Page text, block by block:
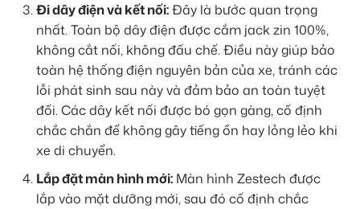
Đi dây điện và kết nối:Đây là bước quan trọng
nhất. Toàn bộ dây điện được cắm jack zin 100%,
không cắt nối, không đấu chế. Điều này giúp bảo
toàn hệ thống điện nguyên bản của xe, tránh các
lỗi phát sinh sau này và đảm bảo an toàn tuyệt
đối. Các dây kết nối được bó gọn gàng, cố định
chắc chắn để không gây tiếng ồn hay lỏng lẻo khi
xe di chuyển.
Lắp đặt màn hình mới:Màn hình Zestech được
lắp vào mặt dưỡng mới, sau đó cố định chắc